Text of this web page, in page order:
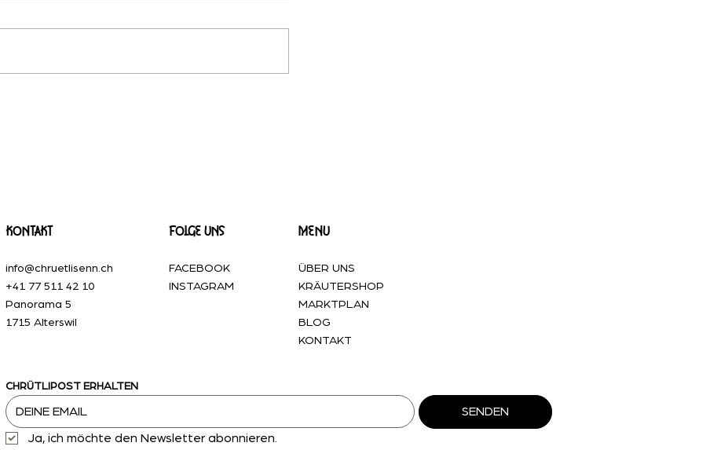
KONTAKT
info@chruetlisenn.ch
+41 77 511 42 10
Panorama 5
1715 Alterswil
FOLGE UNS
FACEBOOK
INSTAGRAM
MENU
ÜBER UNS
KRÄUTERSHOP
MARKTPLAN
BLOG
KONTAKT
CHRÜTLIPOST ERHALTEN
SENDEN
Ja, ich möchte den Newsletter abonnieren.